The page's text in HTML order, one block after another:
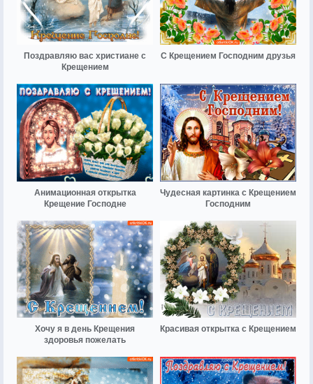
Поздравляю вас христиане с
Крещением
С Крещением Господним друзья
Анимационная открытка
Крещение Господне
Чудесная картинка с Крещением
Господним
Хочу я в день Крещения
здоровья пожелать
Красивая открытка с Крещением